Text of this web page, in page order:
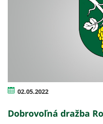
02.05.2022
Dobrovoľná dražba